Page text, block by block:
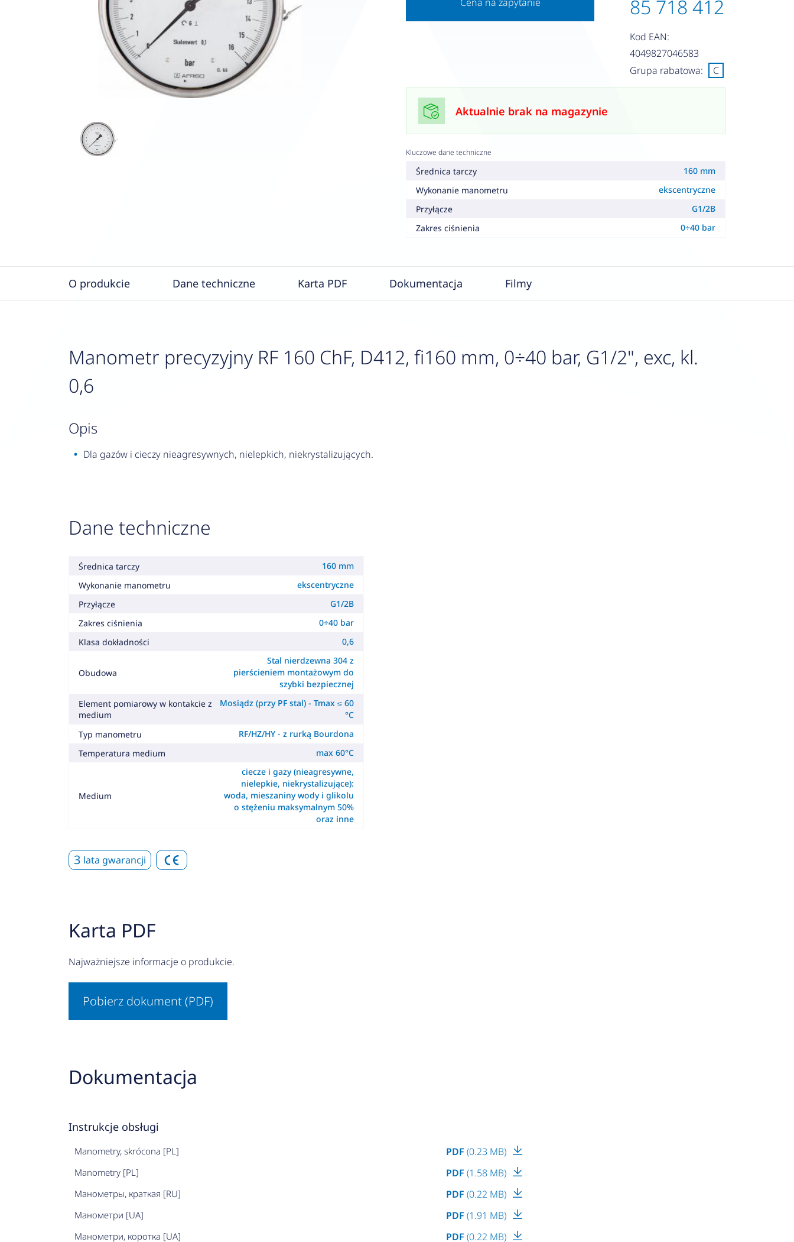
85 718 412
Kod EAN:
4049827046583
Grupa rabatowa:
C
Aktualnie brak na magazynie
Kluczowe dane techniczne
Średnica tarczy
160 mm
Wykonanie manometru
ekscentryczne
Przyłącze
G1/2B
Zakres ciśnienia
0÷40 bar
O produkcie Dane techniczne Karta PDF Dokumentacja Filmy
Manometr precyzyjny RF 160 ChF, D412, fi160 mm, 0÷40 bar, G1/2", exc, kl.
0,6
opis
Dla gazów i cieczy nieagresywnych, nielepkich, niekrystalizujących.
Dane techniczne
Średnica tarczy
160 mm
Wykonanie manometru
ekscentryczne
Przyłącze
G1/2B
Zakres ciśnienia
0÷40 bar
Klasa dokładności
0,6
Obudowa
Stal nierdzewna 304 z
pierścieniem montażowym do
szybki bezpiecznej
Element pomiarowy w kontakcie z
medium
Mosiądz (przy PF stal) - Tmax ≤ 60
°C
Typ manometru
RF/HZ/HY - z rurką Bourdona
Temperatura medium
max 60°C
Medium
ciecze i gazy (nieagresywne,
nielepkie, niekrystalizujące):
woda, mieszaniny wody i glikolu
o stężeniu maksymalnym 50%
oraz inne
3 lata gwarancji
Karta PDF
Najważniejsze informacje o produkcie.
Pobierz dokument (PDF)
Dokumentacja
Instrukcje obsługi
Manometry, skrócona [PL] PDF (0.23 MB)
Manometry [PL] PDF (1.58 MB)
Манометры, краткая [RU] PDF (0.22 MB)
Манометри [UA] PDF (1.91 MB)
Манометри, коротка [UA] PDF (0.22 MB)